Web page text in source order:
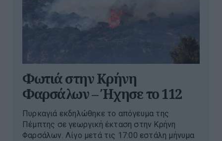
Φωτιά στην Κρήνη
Φαρσάλων – Ήχησε το 112
Πυρκαγιά εκδηλώθηκε το απόγευμα της
Πέμπτης σε γεωργική έκταση στην Κρήνη
Φαρσάλων. Λίγο μετά τις 17:00 εστάλη μήνυμα